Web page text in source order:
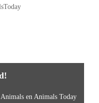
en Animals Today